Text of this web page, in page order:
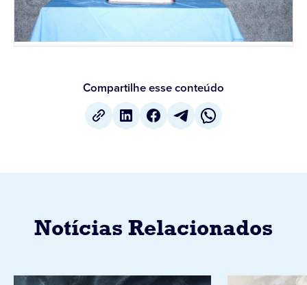
Compartilhe esse conteúdo
Notícias Relacionados